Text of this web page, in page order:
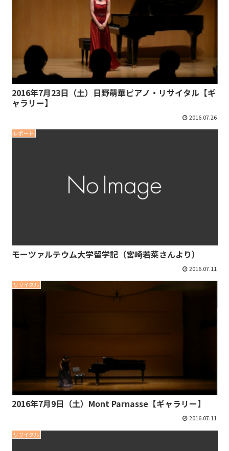
2016年7月23日（土）日野萌華ピアノ・リサイタル【ギ
ャラリー】
2016.07.26
レポート
モーツァルテウム大学留学記（宮崎若菜さんより）
2016.07.11
リサイタル
2016年7月9日（土）Mont Parnasse【ギャラリー】
2016.07.11
リサイタル